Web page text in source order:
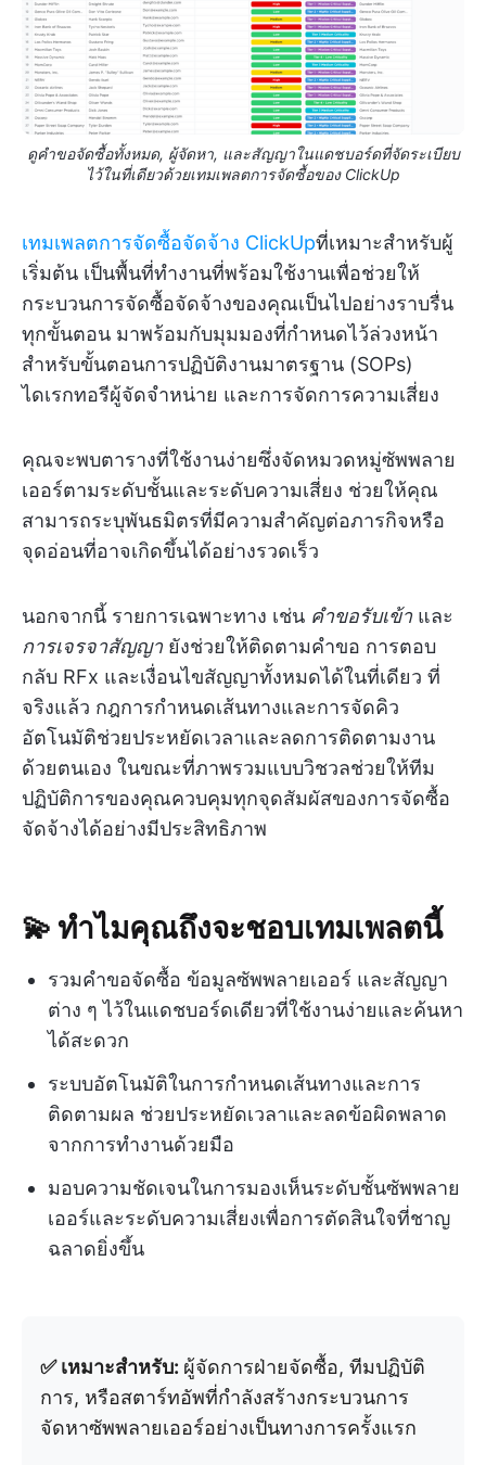
ดูคำขอจัดซื้อทั้งหมด, ผู้จัดหา, และสัญญาในแดชบอร์ดที่จัดระเบียบ
ไว้ในที่เดียวด้วยเทมเพลตการจัดซื้อของ ClickUp
เทมเพลตการจัดซื้อจัดจ้าง ClickUpที่เหมาะสำหรับผู้
เริ่มต้น เป็นพื้นที่ทำงานที่พร้อมใช้งานเพื่อช่วยให้
กระบวนการจัดซื้อจัดจ้างของคุณเป็นไปอย่างราบรื่น
ทุกขั้นตอน มาพร้อมกับมุมมองที่กำหนดไว้ล่วงหน้า
สำหรับขั้นตอนการปฏิบัติงานมาตรฐาน (SOPs)
ไดเรกทอรีผู้จัดจำหน่าย และการจัดการความเสี่ยง
คุณจะพบตารางที่ใช้งานง่ายซึ่งจัดหมวดหมู่ซัพพลาย
เออร์ตามระดับชั้นและระดับความเสี่ยง ช่วยให้คุณ
สามารถระบุพันธมิตรที่มีความสำคัญต่อภารกิจหรือ
จุดอ่อนที่อาจเกิดขึ้นได้อย่างรวดเร็ว
นอกจากนี้ รายการเฉพาะทาง เช่น คำขอรับเข้าและ
การเจรจาสัญญายังช่วยให้ติดตามคำขอ การตอบ
กลับ RFx และเงื่อนไขสัญญาทั้งหมดได้ในที่เดียว ที่
จริงแล้ว กฎการกำหนดเส้นทางและการจัดคิว
อัตโนมัติช่วยประหยัดเวลาและลดการติดตามงาน
ด้วยตนเอง ในขณะที่ภาพรวมแบบวิชวลช่วยให้ทีม
ปฏิบัติการของคุณควบคุมทุกจุดสัมผัสของการจัดซื้อ
จัดจ้างได้อย่างมีประสิทธิภาพ
💫 ทำไมคุณถึงจะชอบเทมเพลตนี้
รวมคำขอจัดซื้อ ข้อมูลซัพพลายเออร์ และสัญญา
ต่าง ๆ ไว้ในแดชบอร์ดเดียวที่ใช้งานง่ายและค้นหา
ได้สะดวก
ระบบอัตโนมัติในการกำหนดเส้นทางและการ
ติดตามผล ช่วยประหยัดเวลาและลดข้อผิดพลาด
จากการทำงานด้วยมือ
มอบความชัดเจนในการมองเห็นระดับชั้นซัพพลาย
เออร์และระดับความเสี่ยงเพื่อการตัดสินใจที่ชาญ
ฉลาดยิ่งขึ้น
✅ เหมาะสำหรับ: ผู้จัดการฝ่ายจัดซื้อ, ทีมปฏิบัติ
การ, หรือสตาร์ทอัพที่กำลังสร้างกระบวนการ
จัดหาซัพพลายเออร์อย่างเป็นทางการครั้งแรก